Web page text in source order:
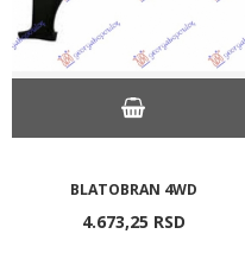
BLATOBRAN 4WD
4.673,25 RSD